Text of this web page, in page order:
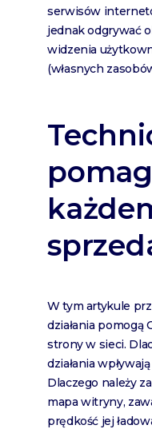
serwisów
jednak odgrywać
widzenia
(własnych
W tym artykule
działania pomogą
strony w sieci.
działania
Dlaczego należy
mapa witryny,
prędkość jej